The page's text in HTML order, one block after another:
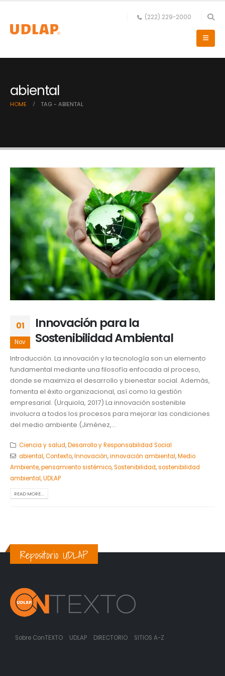
(222) 229-2000
abiental
HOME TAG - ABIENTAL
01
Nov
Innovación para la
Sostenibilidad Ambiental
Introducción. La innovación y la tecnología son un elemento
fundamental mediante una filosofía enfocada al proceso,
donde se maximiza el desarrollo y bienestar social. Además,
fomenta el éxito organizacional, así como la gestión
empresarial. (Urquiola, 2017) La innovación sostenible
involucra a todos los procesos para mejorar las condiciones
del medio ambiente (Jiménez,...
Ciencia y salud,Desarrollo y Responsabilidad Social
abiental,Contexto,Innovación,innovación ambiental,Medio
Ambiente,pensamiento sistémico,Sostenibilidad,sostenibilidad
ambiental,UDLAP
READ MORE...
Repositorio UDLAP
Sobre ConTEXTO UDLAP DIRECTORIO SITIOS A-Z